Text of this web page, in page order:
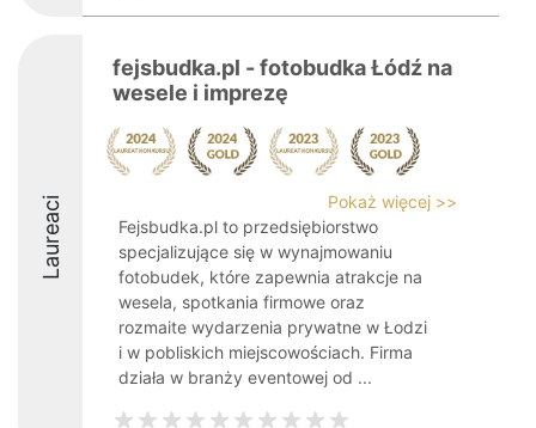
Laureaci
fejsbudka.pl - fotobudka Łódź na
wesele i imprezę
Pokaż więcej >>
Fejsbudka.pl to przedsiębiorstwo
specjalizujące się w wynajmowaniu
fotobudek, które zapewnia atrakcje na
wesela, spotkania firmowe oraz
rozmaite wydarzenia prywatne w Łodzi
i w pobliskich miejscowościach. Firma
działa w branży eventowej od ...